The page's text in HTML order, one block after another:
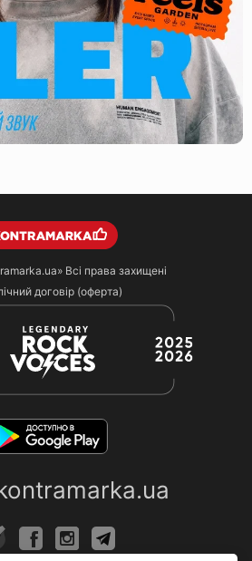
Всі права захищені
договір (оферта)